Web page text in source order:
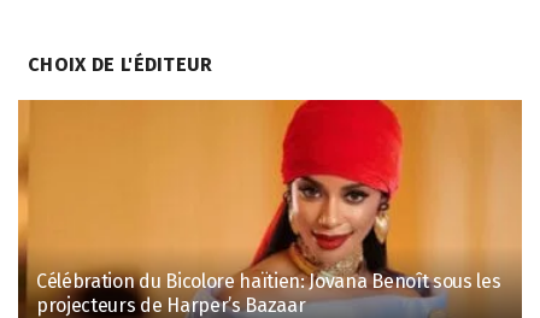
CHOIX DE L'ÉDITEUR
Célébration du Bicolore haïtien: Jovana Benoît sous les
projecteurs de Harper’s Bazaar